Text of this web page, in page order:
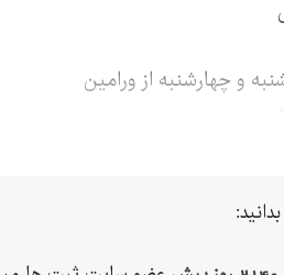
و چهارشنبه از ورامین